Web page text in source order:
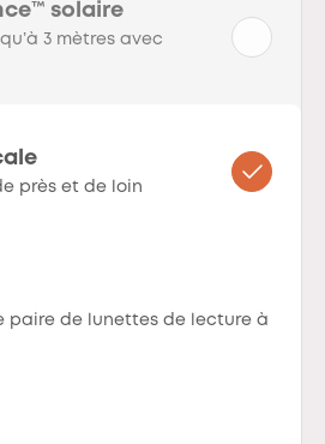
solaire
3 mètres avec
près et de loin
paire de lunettes de lecture à